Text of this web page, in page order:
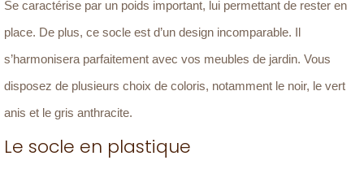
Se caractérise par un poids important, lui permettant de rester en
place. De plus, ce socle est d’un design incomparable. Il
s’harmonisera parfaitement avec vos meubles de jardin. Vous
disposez de plusieurs choix de coloris, notamment le noir, le vert
anis et le gris anthracite.
Le socle en plastique